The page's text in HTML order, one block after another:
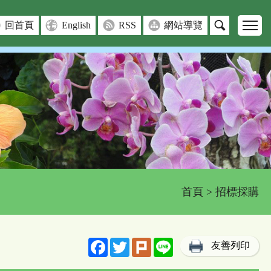
回首頁 English RSS 網站導覽
首頁 > 招標採購
FacebookTwitterPlurk Line 友善列印